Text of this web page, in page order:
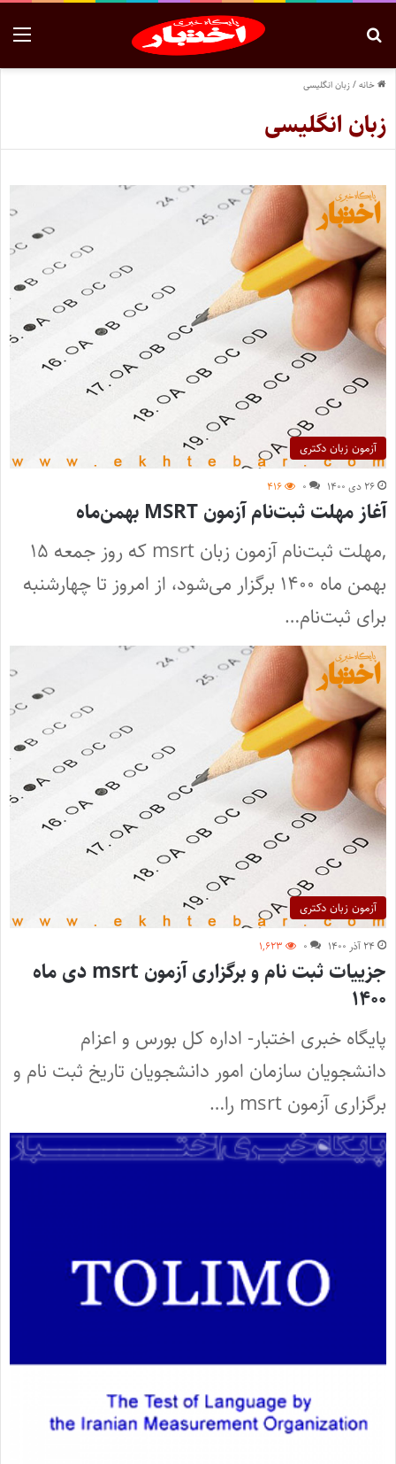
خانه/زبان انگلیسی
زبان انگلیسی
آزمون زبان دکتری
۲۶ دی ۱۴۰۰ ۰ ۴۱۶
آغاز مهلت ثبت‌نام آزمون MSRT بهمن‌ماه
,مهلت ثبت‌نام آزمون زبان msrt که روز جمعه ۱۵
بهمن ماه ۱۴۰۰ برگزار می‌شود، از امروز تا چهارشنبه
برای ثبت‌نام…
آزمون زبان دکتری
۲۴ آذر ۱۴۰۰ ۰ ۱,۶۲۳
جزییات ثبت نام و برگزاری آزمون msrt دی ماه
۱۴۰۰
پایگاه خبری اختبار- اداره کل بورس و اعزام
دانشجویان سازمان امور دانشجویان تاریخ ثبت نام و
برگزاری آزمون msrt را…